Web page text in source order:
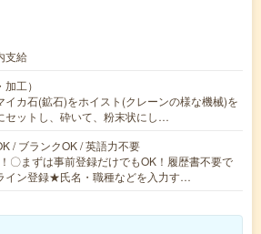
支給
工）
イカ石(鉱石)をホイスト(クレーンの様な機械)を
セットし、砕いて、粉末状にし…
/ ブランクOK / 英語力不要
〇まずは事前登録だけでもOK！履歴書不要で
イン登録★氏名・職種などを入力す…